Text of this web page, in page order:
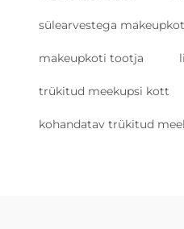
sülearvestega
makeupkoti tootja
trükitud meekupsi kott
kohandatav trükitud